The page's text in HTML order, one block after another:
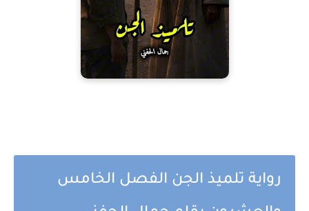
رواية تلميذ الجن الفصل الخامس